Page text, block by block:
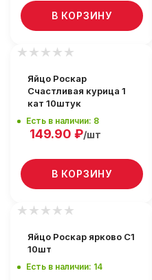
В КОРЗИНУ
Яйцо Роскар
Счастливая курица 1
кат 10штук
Есть в наличии: 8
149.90 ₽/шт
В КОРЗИНУ
Яйцо Роскар ярково С1
10шт
Есть в наличии: 14